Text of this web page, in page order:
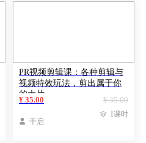
PR视频剪辑课：各种剪辑与
视频特效玩法，剪出属于你
的大片
¥ 35.00
¥ 35.00
 千启
 1课时